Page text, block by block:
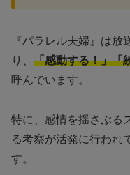
『パラレル夫婦』は
り、 「感動する！」「
呼んでいます。
特に、感情を揺さぶる
る考察が活発に行われ
す。